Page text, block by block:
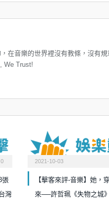
在音樂的世界裡沒有教條，沒有
We Trust!
張
灣
2021-10-03
【擊客來評-音樂】她，
來──許哲珮《失物之城》